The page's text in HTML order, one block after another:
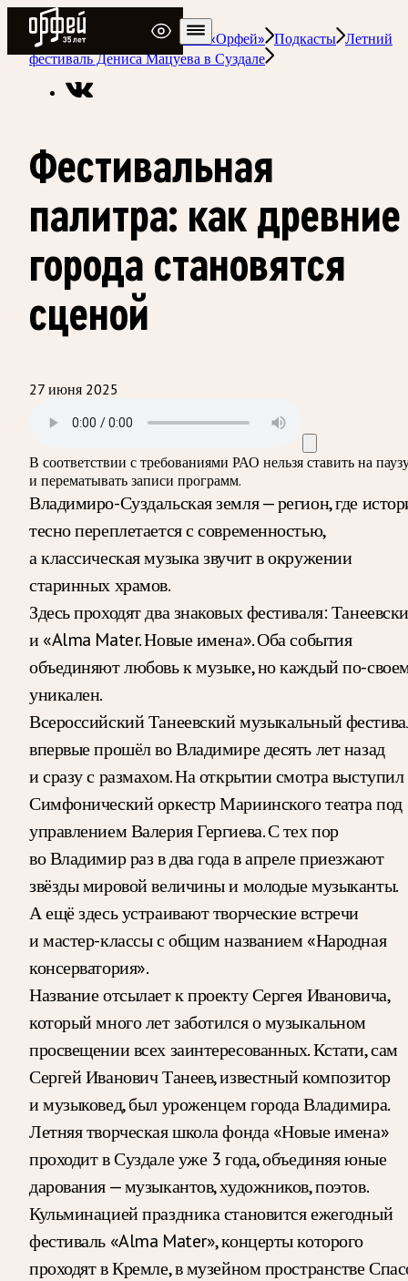
Радио Орфей
Радио классической музыки «Орфей» Подкасты Летний
фестиваль Дениса Мацуева в Суздале
Фестивальная
палитра: как древние
города становятся
сценой
27 июня 2025
В соответствии с требованиями РАО нельзя ставить на
и перематывать записи программ.
Владимиро-Суздальская земля — регион, где
тесно переплетается с современностью,
а классическая музыка звучит в окружении
старинных храмов.
Здесь проходят два знаковых фестиваля:
и «Alma Mater. Новые имена». Оба события
объединяют любовь к музыке, но каждый по-
уникален.
Всероссийский Танеевский музыкальный
впервые прошёл во Владимире десять лет назад
и сразу с размахом. На открытии смотра выступил
Симфонический оркестр Мариинского театра под
управлением Валерия Гергиева. С тех пор
во Владимир раз в два года в апреле приезжают
звёзды мировой величины и молодые музыканты.
А ещё здесь устраивают творческие встречи
и мастер-классы с общим названием «Народная
консерватория».
Название отсылает к проекту Сергея Ивановича,
который много лет заботился о музыкальном
просвещении всех заинтересованных. Кстати, сам
Сергей Иванович Танеев, известный композитор
и музыковед, был уроженцем города Владимира.
Летняя творческая школа фонда «Новые имена»
проходит в Суздале уже 3 года, объединяя юные
дарования — музыкантов, художников, поэтов.
Кульминацией праздника становится ежегодный
фестиваль «Alma Mater», концерты которого
проходят в Кремле, в музейном пространстве